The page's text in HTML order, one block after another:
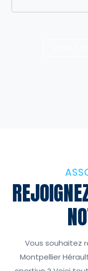
Vous souhaitez
Montpellier